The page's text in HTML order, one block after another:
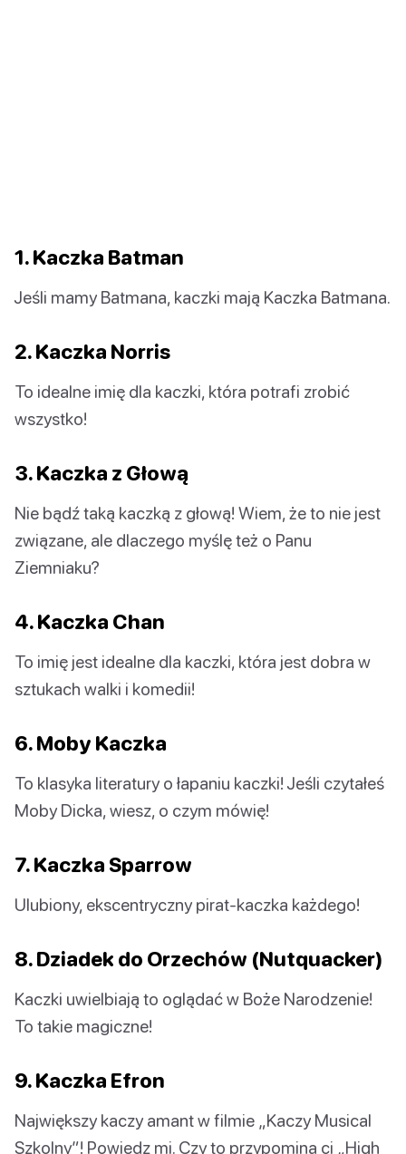
1. Kaczka Batman
Jeśli mamy Batmana, kaczki mają Kaczka Batmana.
2. Kaczka Norris
To idealne imię dla kaczki, która potrafi zrobić
wszystko!
3. Kaczka z Głową
Nie bądź taką kaczką z głową! Wiem, że to nie jest
związane, ale dlaczego myślę też o Panu
Ziemniaku?
4. Kaczka Chan
To imię jest idealne dla kaczki, która jest dobra w
sztukach walki i komedii!
6. Moby Kaczka
To klasyka literatury o łapaniu kaczki! Jeśli czytałeś
Moby Dicka, wiesz, o czym mówię!
7. Kaczka Sparrow
Ulubiony, ekscentryczny pirat-kaczka każdego!
8. Dziadek do Orzechów (Nutquacker)
Kaczki uwielbiają to oglądać w Boże Narodzenie!
To takie magiczne!
9. Kaczka Efron
Największy kaczy amant w filmie „Kaczy Musical
Szkolny”! Powiedz mi. Czy to przypomina ci „High